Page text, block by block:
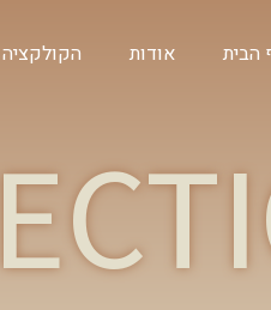
הבית אודות הקולקציה